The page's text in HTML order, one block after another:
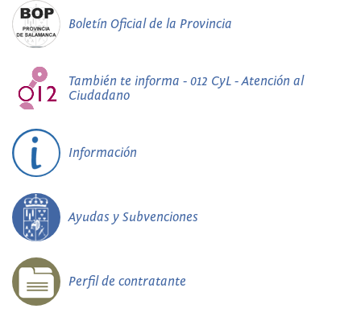
Boletín Oficial de la Provincia
También te informa - 012 CyL - Atención al
Ciudadano
Información
Ayudas y Subvenciones
Perfil de contratante